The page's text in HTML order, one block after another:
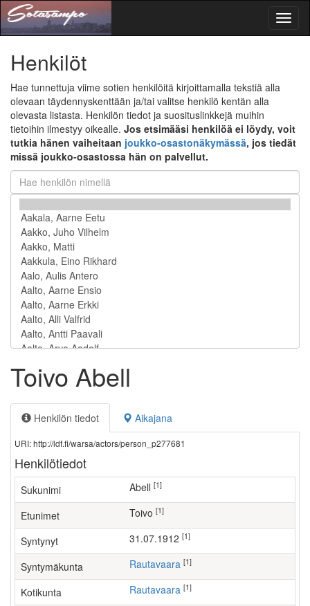
Henkilöt
Hae tunnettuja viime sotien henkilöitä kirjoittamalla tekstiä alla
olevaan täydennyskenttään ja/tai valitse henkilö kentän alla
olevasta listasta. Henkilön tiedot ja suosituslinkkejä muihin
tietoihin ilmestyy oikealle. Jos etsimääsi henkilöä ei löydy, voit
tutkia hänen vaiheitaan joukko-osastonäkymässä, jos tiedät
missä joukko-osastossa hän on palvellut.
Toivo Abell
Henkilön tiedot Aikajana
URI: http://ldf.fi/warsa/actors/person_p277681
Henkilötiedot
Sukunimi Abell [1]
Etunimet Toivo [1]
Syntynyt 31.07.1912 [1]
Syntymäkunta Rautavaara [1]
Kotikunta Rautavaara [1]